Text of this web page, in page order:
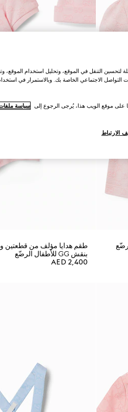
طقم هدايا مؤلف من قطعتين
بنقش GG للأطفال الرضّع
AED 2,400
لتحسين التنقل في الموقع، وتحليل استخدام الموقع،
الاجتماعي الخاصة بك. وبالاستمرار في
على موقع الويب هذا، يُرجى الرجوع إلى سياسة ملفات
الارتباط